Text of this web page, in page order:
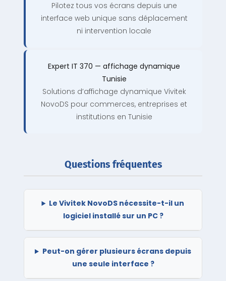
Pilotez tous vos écrans depuis une
interface web unique sans déplacement
ni intervention locale
Expert IT 370 — affichage dynamique
Tunisie
Solutions d’affichage dynamique Vivitek
NovoDS pour commerces, entreprises et
institutions en Tunisie
Questions fréquentes
Le Vivitek NovoDS nécessite-t-il un
logiciel installé sur un PC ?
Peut-on gérer plusieurs écrans depuis
une seule interface ?